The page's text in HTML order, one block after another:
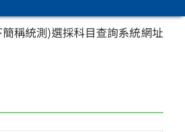
稱統測)選採科目查詢系統網址